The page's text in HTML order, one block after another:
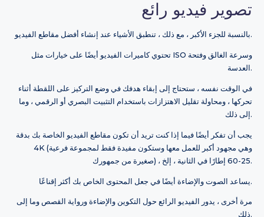
تصوير فيديو رائع
بالنسبة للجزء الأكبر ، مع ذلك ، تنطبق الأشياء عند إنشاء أفضل مقاطع الفيديو.
تحتوي كاميرات الفيديو أيضًا على خيارات مثل ISO وسرعة الغالق وفتحة
العدسة.
في الوقت نفسه ، ستحتاج إلى إبقاء هدفك في وضع التركيز على اللقطة أثناء
تحركها ، ومحاولة تقليل الاهتزازات باستخدام التثبيت البصري أو الرقمي ، وما
إلى ذلك.
يجب أن تفكر أيضًا فيما إذا كنت تريد أن تكون مقاطع الفيديو الخاصة بك بدقة
4K (وهي مجهود أكبر للعمل معها وستكون مفيدة فقط لمجموعة فرعية
صغيرة من جمهورك) ، 25-60 إطارًا في الثانية ، إلخ.
يساعد الصوت والإضاءة أيضًا في جعل المحتوى الخاص بك أكثر إقناعًا.
مرة أخرى ، يدور الفيديو الرائع حول التكوين والإضاءة ورواية القصص وما إلى
ذلك.